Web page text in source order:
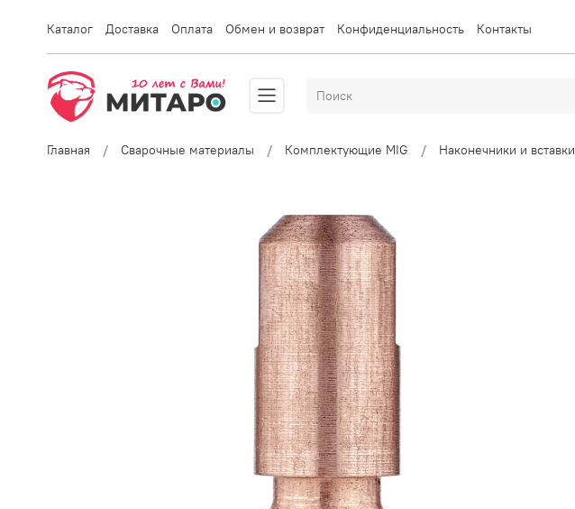
Каталог Доставка Оплата Обмен и возврат Конфиденциальность Контакты
Главная Сварочные материалы Комплектующие MIG Наконечники и вставки